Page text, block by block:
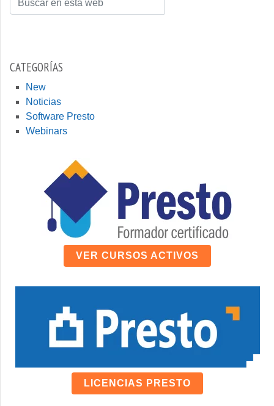
CATEGORÍAS
New
Noticias
Software Presto
Webinars
VER CURSOS ACTIVOS
LICENCIAS PRESTO